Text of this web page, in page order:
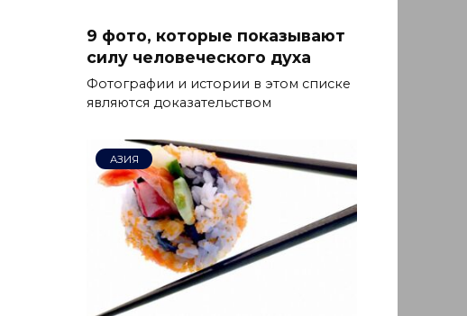
9 фото, которые показывают
силу человеческого духа
Фотографии и истории в этом списке
являются доказательством
АЗИЯ